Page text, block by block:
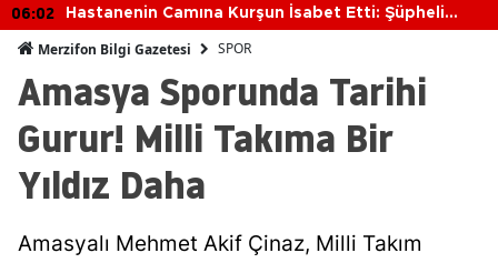
06:02
Hastanenin Camına Kurşun İsabet Etti: Şüpheli
Merzifon Bilgi Gazetesi SPOR
Amasya Sporunda Tarihi
Gurur! Milli Takıma Bir
Yıldız Daha
Amasyalı Mehmet Akif Çinaz, Milli Takım